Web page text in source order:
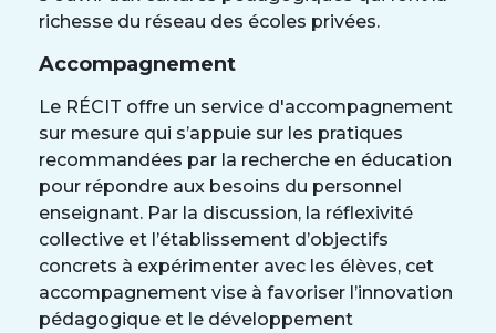
richesse du réseau des écoles privées.
Accompagnement
Le RÉCIT offre un service d'accompagnement
sur mesure qui s’appuie sur les pratiques
recommandées par la recherche en éducation
pour répondre aux besoins du personnel
enseignant. Par la discussion, la réflexivité
collective et l’établissement d’objectifs
concrets à expérimenter avec les élèves, cet
accompagnement vise à favoriser l’innovation
pédagogique et le développement